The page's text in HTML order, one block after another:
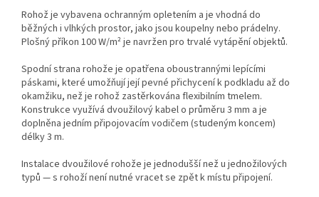
Rohož je vybavena ochranným opletením a je vhodná do
běžných i vlhkých prostor, jako jsou koupelny nebo prádelny.
Plošný příkon 100 W/m² je navržen pro trvalé vytápění objektů.
Spodní strana rohože je opatřena oboustrannými lepícími
páskami, které umožňují její pevné přichycení k podkladu až do
okamžiku, než je rohož zastěrkována flexibilním tmelem.
Konstrukce využívá dvoužilový kabel o průměru 3 mm a je
doplněna jedním připojovacím vodičem (studeným koncem)
délky 3 m.
Instalace dvoužilové rohože je jednodušší než u jednožilových
typů — s rohoží není nutné vracet se zpět k místu připojení.